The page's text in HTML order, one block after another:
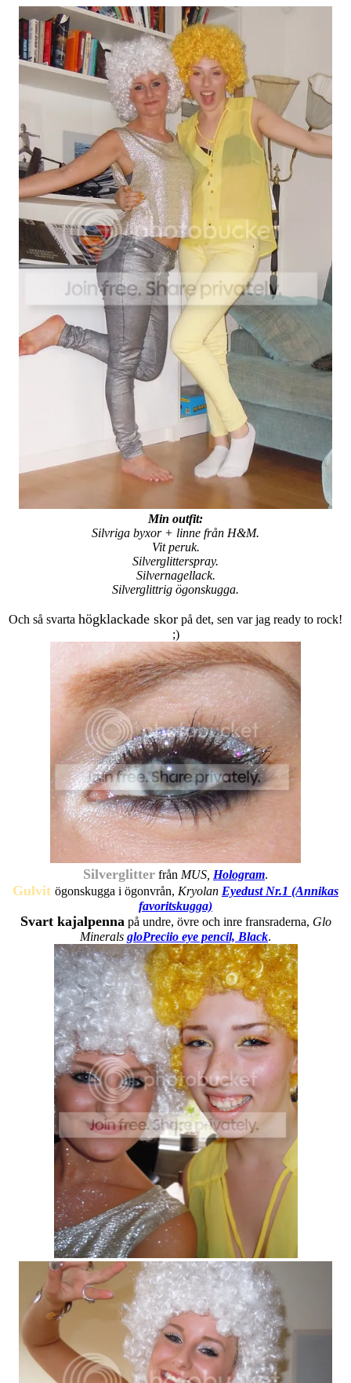
Min outfit:
Silvriga byxor + linne från H&M.
Vit peruk.
Silverglitterspray.
Silvernagellack.
Silverglittrig ögonskugga.
Och så svarta högklackade skor på det, sen var jag ready to rock!
;)
Silverglitter från MUS, Hologram.
Gulvit ögonskugga i ögonvrån, Kryolan Eyedust Nr.1 (Annikas
favoritskugga)
Svart kajalpenna på undre, övre och inre fransraderna, Glo
Minerals gloPreciio eye pencil, Black.